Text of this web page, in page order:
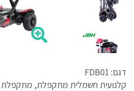
דגם: FDB01
קלנועית חשמלית מתקפלת, מתקפלת